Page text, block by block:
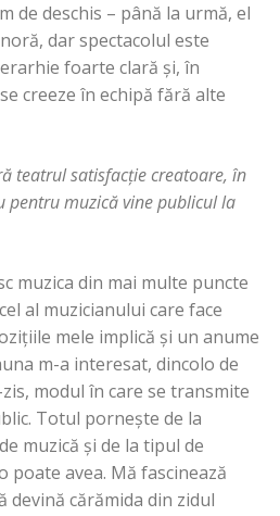
de deschis – până la urmă, el
dar spectacolul este
foarte clară şi, în
creeze în echipă fără alte
teatrul satisfacţie creatoare, în
pentru muzică vine publicul la
muzica din mai multe puncte
al muzicianului care face
mele implică şi un anume
m-a interesat, dincolo de
modul în care se transmite
Totul porneşte de la
muzică şi de la tipul de
avea. Mă fascinează
devină cărămida din zidul